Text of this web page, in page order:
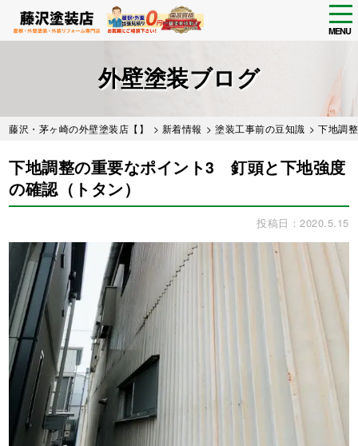
MENU
外壁塗装ブログ
藤沢・茅ヶ崎の外壁塗装店【】 > 新着情報 >塗装工事前の豆知識 > 下地調
下地調整の重要なポイント3 釘頭と下地強度
の確認（トタン）
投稿日：2020.5.15